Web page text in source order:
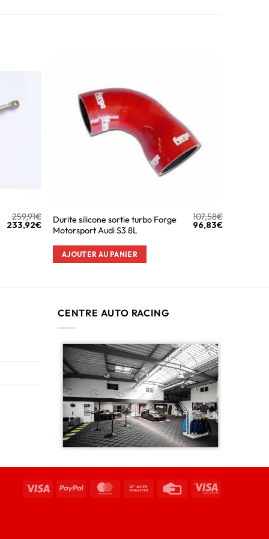
259,91€
233,92€
Durite silicone sortie turbo Forge
Motorsport Audi S3 8L
107,58€
96,83€
AJOUTER AU PANIER
CENTRE AUTO RACING